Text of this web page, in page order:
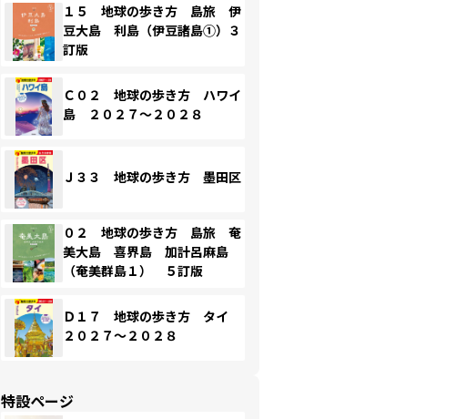
１５ 地球の歩き方 島旅 伊
豆大島 利島（伊豆諸島①）３
訂版
Ｃ０２ 地球の歩き方 ハワイ
島 ２０２７～２０２８
Ｊ３３ 地球の歩き方 墨田区
０２ 地球の歩き方 島旅 奄
美大島 喜界島 加計呂麻島
（奄美群島１） ５訂版
Ｄ１７ 地球の歩き方 タイ
２０２７～２０２８
特設ページ